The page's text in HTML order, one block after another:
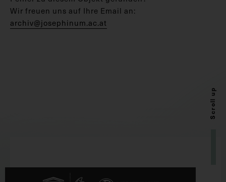
Wir freuen uns auf Ihre Email an:
archiv@josephinum.ac.at
Scroll up